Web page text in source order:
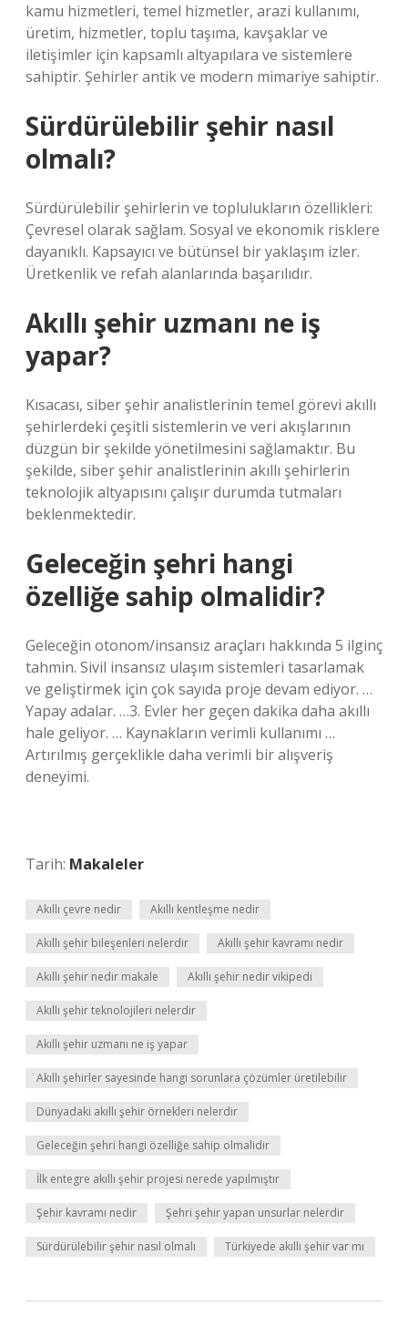
kamu hizmetleri, temel hizmetler, arazi kullanımı,
üretim, hizmetler, toplu taşıma, kavşaklar ve
iletişimler için kapsamlı altyapılara ve sistemlere
sahiptir. Şehirler antik ve modern mimariye sahiptir.
Sürdürülebilir şehir nasıl
olmalı?
Sürdürülebilir şehirlerin ve toplulukların özellikleri:
Çevresel olarak sağlam. Sosyal ve ekonomik risklere
dayanıklı. Kapsayıcı ve bütünsel bir yaklaşım izler.
Üretkenlik ve refah alanlarında başarılıdır.
Akıllı şehir uzmanı ne iş
yapar?
Kısacası, siber şehir analistlerinin temel görevi akıllı
şehirlerdeki çeşitli sistemlerin ve veri akışlarının
düzgün bir şekilde yönetilmesini sağlamaktır. Bu
şekilde, siber şehir analistlerinin akıllı şehirlerin
teknolojik altyapısını çalışır durumda tutmaları
beklenmektedir.
Geleceğin şehri hangi
özelliğe sahip olmalidir?
Geleceğin otonom/insansız araçları hakkında 5 ilginç
tahmin. Sivil insansız ulaşım sistemleri tasarlamak
ve geliştirmek için çok sayıda proje devam ediyor. …
Yapay adalar. …3. Evler her geçen dakika daha akıllı
hale geliyor. … Kaynakların verimli kullanımı …
Artırılmış gerçeklikle daha verimli bir alışveriş
deneyimi.
Tarih: Makaleler
Akıllı çevre nedir Akıllı kentleşme nedir
Akıllı şehir bileşenleri nelerdir Akıllı şehir kavramı nedir
Akıllı şehir nedir makale Akıllı şehir nedir vikipedi
Akıllı şehir teknolojileri nelerdir
Akıllı şehir uzmanı ne iş yapar
Akıllı şehirler sayesinde hangi sorunlara çözümler üretilebilir
Dünyadaki akıllı şehir örnekleri nelerdir
Geleceğin şehri hangi özelliğe sahip olmalidir
İlk entegre akıllı şehir projesi nerede yapılmıştır
Şehir kavramı nedir Şehri şehir yapan unsurlar nelerdir
Sürdürülebilir şehir nasıl olmalı Türkiyede akıllı şehir var mı